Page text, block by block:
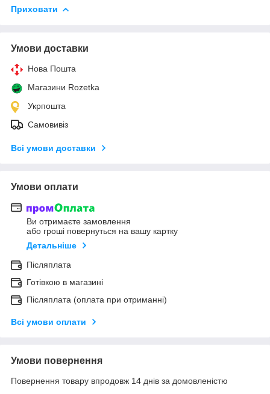
Приховати
Умови доставки
Нова Пошта
Магазини Rozetka
Укрпошта
Самовивіз
Всі умови доставки
Умови оплати
Ви отримаєте замовлення
або гроші повернуться на вашу картку
Детальніше
Післяплата
Готівкою в магазині
Післяплата (оплата при отриманні)
Всі умови оплати
Умови повернення
Повернення товару впродовж 14 днів за домовленістю